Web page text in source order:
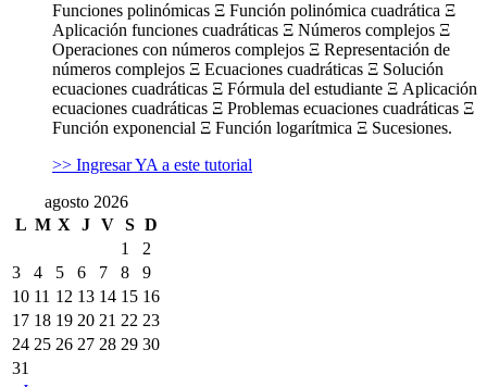
Funciones polinómicas Ξ Función polinómica cuadrática Ξ
Aplicación funciones cuadráticas Ξ Números complejos Ξ
Operaciones con números complejos Ξ Representación de
números complejos Ξ Ecuaciones cuadráticas Ξ Solución
ecuaciones cuadráticas Ξ Fórmula del estudiante Ξ Aplicación
ecuaciones cuadráticas Ξ Problemas ecuaciones cuadráticas Ξ
Función exponencial Ξ Función logarítmica Ξ Sucesiones.
>> Ingresar YA a este tutorial
agosto 2026
L M X J V S D
1
2
3
4 5 6 7 8
9
10 11 12 13 14 15 16
17 18 19 20 21 22 23
24 25 26 27 28 29 30
31